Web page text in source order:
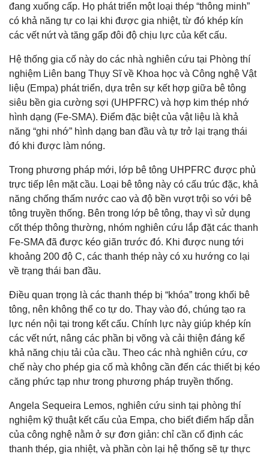
đang xuống cấp. Họ phát triển một loại thép “thông minh”
có khả năng tự co lại khi được gia nhiệt, từ đó khép kín
các vết nứt và tăng gấp đôi độ chịu lực của kết cấu.
Hệ thống gia cố này do các nhà nghiên cứu tại Phòng thí
nghiệm Liên bang Thụy Sĩ về Khoa học và Công nghệ Vật
liệu (Empa) phát triển, dựa trên sự kết hợp giữa bê tông
siêu bền gia cường sợi (UHPFRC) và hợp kim thép nhớ
hình dạng (Fe-SMA). Điểm đặc biệt của vật liệu là khả
năng “ghi nhớ” hình dạng ban đầu và tự trở lại trạng thái
đó khi được làm nóng.
Trong phương pháp mới, lớp bê tông UHPFRC được phủ
trực tiếp lên mặt cầu. Loại bê tông này có cấu trúc đặc, khả
năng chống thấm nước cao và độ bền vượt trội so với bê
tông truyền thống. Bên trong lớp bê tông, thay vì sử dụng
cốt thép thông thường, nhóm nghiên cứu lắp đặt các thanh
Fe-SMA đã được kéo giãn trước đó. Khi được nung tới
khoảng 200 độ C, các thanh thép này có xu hướng co lại
về trạng thái ban đầu.
Điều quan trọng là các thanh thép bị “khóa” trong khối bê
tông, nên không thể co tự do. Thay vào đó, chúng tạo ra
lực nén nội tại trong kết cấu. Chính lực này giúp khép kín
các vết nứt, nâng các phần bị võng và cải thiện đáng kể
khả năng chịu tải của cầu. Theo các nhà nghiên cứu, cơ
chế này cho phép gia cố mà không cần đến các thiết bị kéo
căng phức tạp như trong phương pháp truyền thống.
Angela Sequeira Lemos, nghiên cứu sinh tại phòng thí
nghiệm kỹ thuật kết cấu của Empa, cho biết điểm hấp dẫn
của công nghệ nằm ở sự đơn giản: chỉ cần cố định các
thanh thép, gia nhiệt, và phần còn lại hệ thống sẽ tự thực